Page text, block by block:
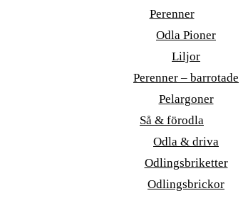
Perenner
Odla Pioner
Liljor
Perenner – barrotade
Pelargoner
Så & förodla
Odla & driva
Odlingsbriketter
Odlingsbrickor